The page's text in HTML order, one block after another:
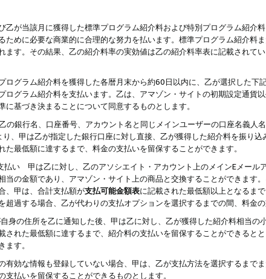
が当該月に獲得した標準プログラム紹介料および特別プログラム紹介
ために必要な商業的に合理的な努力を払います。標準プログラム紹介料
ます。その結果、乙の紹介料率の実効値は乙の紹介料率表に記載されて
ログラム紹介料を獲得した各暦月末から約60日以内に、乙が選択した下
ログラム紹介料を支払います。乙は、アマゾン・サイトの初期設定通貨
基づき決まることについて同意するものとします。
銀行名、口座番号、アカウント名と同じメインユーザーの口座名義人
、甲は乙が指定した銀行口座に対し直接、乙が獲得した紹介料を振り
た最低額に達するまで、料金の支払いを留保することができます。
払い 甲は乙に対し、乙のアソシエイト・アカウント上のメインEメール
当の金額であり、アマゾン・サイト上の商品と交換することができます
、甲は、合計支払額が支払可能金額表に記載された最低額以上となるま
過する場合、乙が代わりの支払オプションを選択するまでの間、料金
身の住所を乙に通知した後、甲は乙に対し、乙が獲得した紹介料相当の
された最低額に達するまで、紹介料の支払いを留保することができると
す。
有効な情報も登録していない場合、甲は、乙が支払方法を選択するまで
払いを留保することができるものとします。